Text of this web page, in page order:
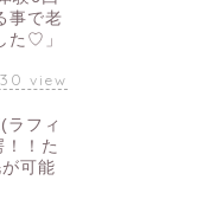
事で老
た♡」
view
フィ
！た
可能